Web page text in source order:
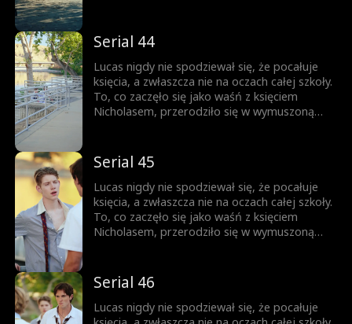
spojrzenie, każde dotknięcie dłoni zbliża ich
do siebie. Ale Nicholas jest rozdarty między
królewskim obowiązkiem a rosnącym
uczuciem do chłopca, którego kiedyś nazywał
wrogiem. Obaj boją się wyznać prawdę... Aż
do momentu, gdy nie da się jej już dłużej
Serial 44
Lucas nigdy nie spodziewał się, że pocałuje
księcia, a zwłaszcza nie na oczach całej szkoły.
To, co zaczęło się jako waśń z księciem
Nicholasem, przerodziło się w wymuszoną
spojrzenie, każde dotknięcie dłoni zbliża ich
do siebie. Ale Nicholas jest rozdarty między
królewskim obowiązkiem a rosnącym
uczuciem do chłopca, którego kiedyś nazywał
wrogiem. Obaj boją się wyznać prawdę... Aż
do momentu, gdy nie da się jej już dłużej
Serial 45
Lucas nigdy nie spodziewał się, że pocałuje
księcia, a zwłaszcza nie na oczach całej szkoły.
To, co zaczęło się jako waśń z księciem
Nicholasem, przerodziło się w wymuszoną
spojrzenie, każde dotknięcie dłoni zbliża ich
do siebie. Ale Nicholas jest rozdarty między
królewskim obowiązkiem a rosnącym
Serial 46
Lucas nigdy nie spodziewał się, że pocałuje